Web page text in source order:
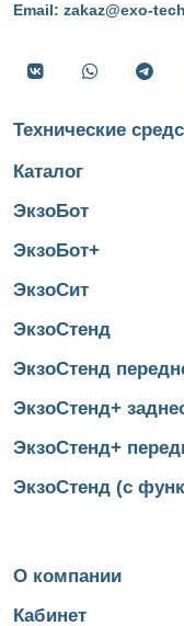
Email: zakaz@exo-
Технические
Каталог
ЭкзоБот
ЭкзоБот+
ЭкзоСит
ЭкзоСтенд
ЭкзоСтенд
ЭкзоСтенд+
ЭкзоСтенд+
ЭкзоСтенд (с
О компании
Кабинет